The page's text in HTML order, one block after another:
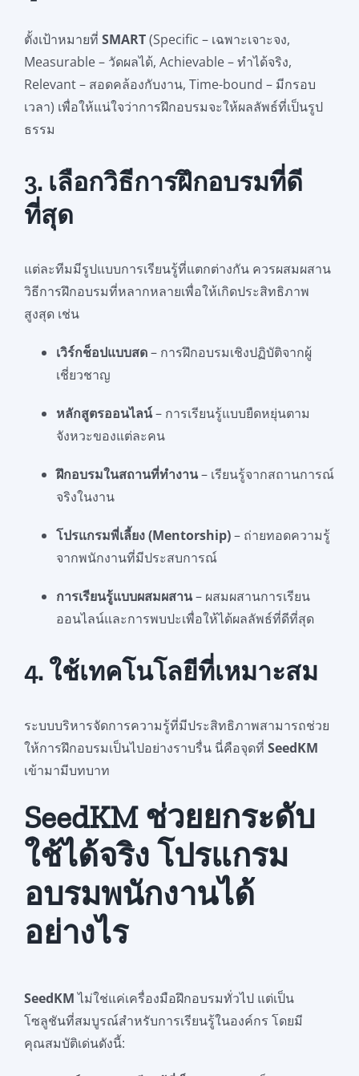
ตั้งเป้าหมายที่ SMART(Specific – เฉพาะเจาะจง,
Measurable – วัดผลได้, Achievable – ทำได้จริง,
Relevant – สอดคล้องกับงาน, Time-bound – มีกรอบ
เวลา) เพื่อให้แน่ใจว่าการฝึกอบรมจะให้ผลลัพธ์ที่เป็นรูป
ธรรม
3. เลือกวิธีการฝึกอบรมที่ดี
ที่สุด
แต่ละทีมมีรูปแบบการเรียนรู้ที่แตกต่างกัน ควรผสมผสาน
วิธีการฝึกอบรมที่หลากหลายเพื่อให้เกิดประสิทธิภาพ
สูงสุด เช่น
เวิร์กช็อปแบบสด– การฝึกอบรมเชิงปฏิบัติจากผู้
เชี่ยวชาญ
หลักสูตรออนไลน์– การเรียนรู้แบบยืดหยุ่นตาม
จังหวะของแต่ละคน
ฝึกอบรมในสถานที่ทำงาน– เรียนรู้จากสถานการณ์
จริงในงาน
โปรแกรมพี่เลี้ยง (Mentorship)– ถ่ายทอดความรู้
จากพนักงานที่มีประสบการณ์
การเรียนรู้แบบผสมผสาน– ผสมผสานการเรียน
ออนไลน์และการพบปะเพื่อให้ได้ผลลัพธ์ที่ดีที่สุด
4. ใช้เทคโนโลยีที่เหมาะสม
ระบบบริหารจัดการความรู้ที่มีประสิทธิภาพสามารถช่วย
ให้การฝึกอบรมเป็นไปอย่างราบรื่น นี่คือจุดที่ SeedKM
เข้ามามีบทบาท
SeedKM ช่วยยกระดับ
ใช้ได้จริง โปรแกรม
อบรมพนักงานได้
อย่างไร
SeedKMไม่ใช่แค่เครื่องมือฝึกอบรมทั่วไป แต่เป็น
โซลูชันที่สมบูรณ์สำหรับการเรียนรู้ในองค์กร โดยมี
คุณสมบัติเด่นดังนี้: